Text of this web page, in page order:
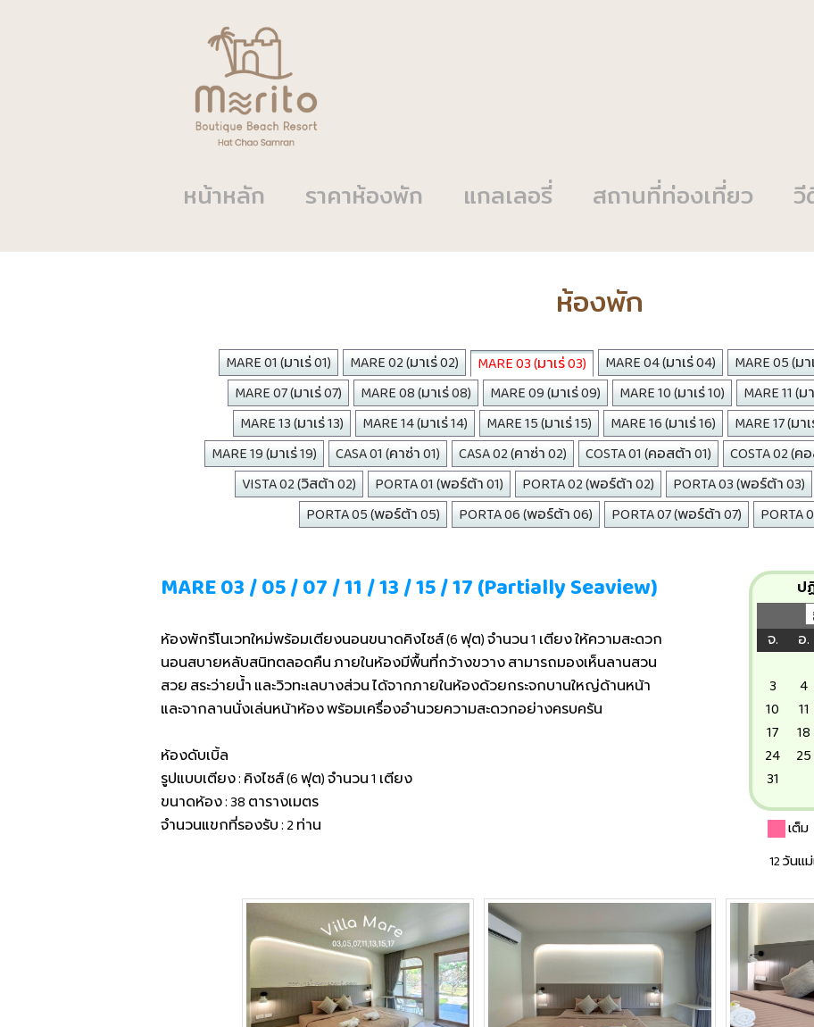
หน้าหลัก ราคาห้องพัก แกลเลอรี่ สถานที่ท่องเที่ยว วี
ห้องพัก
MARE 01 (มาเร่ 01) MARE 02 (มาเร่ 02) MARE 03 (มาเร่ 03) MARE 04 (มาเร่ 04) MARE 05 (มา
MARE 07 (มาเร่ 07)
MARE 08 (มาเร่ 08) MARE 09 (มาเร่ 09) MARE 10 (มาเร่ 10) MARE 11 (ม
MARE 13 (มาเร่ 13)
MARE 14 (มาเร่ 14) MARE 15 (มาเร่ 15) MARE 16 (มาเร่ 16) MARE 17 (มา
MARE 19 (มาเร่ 19)
CASA 01 (คาซ่า 01) CASA 02 (คาซ่า 02) COSTA 01 (คอสต้า 01) COSTA 02 (ค
VISTA 02 (วิสต้า 02)
PORTA 01 (พอร์ต้า 01) PORTA 02 (พอร์ต้า 02) PORTA 03 (พอร์ต้า 03)
PORTA 05 (พอร์ต้า 05)
PORTA 06 (พอร์ต้า 06) PORTA 07 (พอร์ต้า 07) PORTA
MARE 03 / 05 / 07 / 11 / 13 / 15 / 17 (Partially Seaview)
ห้องพักรีโนเวทใหม่พร้อมเตียงนอนขนาดคิงไซส์ (6 ฟุต) จำนวน 1 เตียง ให้ความสะดวก
นอนสบายหลับสนิทตลอดคืน ภายในห้องมีพื้นที่กว้างขวาง สามารถมองเห็นลานสวน
สวย สระว่ายน้ำ และวิวทะเลบางส่วน ได้จากภายในห้องด้วยกระจกบานใหญ่ด้านหน้า
และจากลานนั่งเล่นหน้าห้อง พร้อมเครื่องอำนวยความสะดวกอย่างครบครัน
ห้องดับเบิ้ล
รูปแบบเตียง : คิงไซส์ (6 ฟุต) จำนวน 1 เตียง
ขนาดห้อง : 38 ตารางเมตร
จำนวนแขกที่รองรับ : 2 ท่าน
ป
จ. อ.
3
4
10
11
17
18
24
25
31
เต็ม
12 วันแ